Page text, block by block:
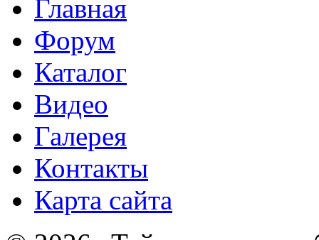
Главная
Форум
Каталог
Видео
Галерея
Контакты
Карта сайта